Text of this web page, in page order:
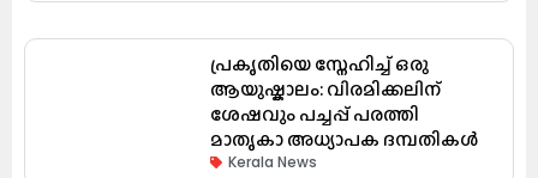
പ്രകൃതിയെ സ്നേഹിച്ച് ഒരു
ആയുഷ്കാലം: വിരമിക്കലിന്
ശേഷവും പച്ചപ്പ് പരത്തി
മാതൃകാ അധ്യാപക ദമ്പതികൾ
Kerala News